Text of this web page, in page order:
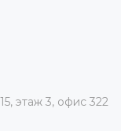
, этаж 3, офис 322